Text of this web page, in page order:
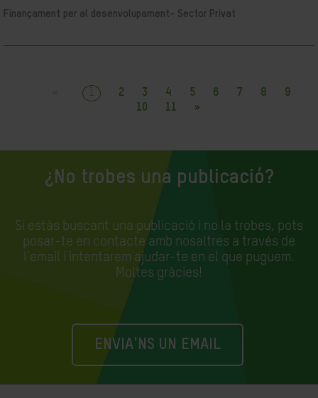
Finançament per al desenvolupament- Sector Privat
« 1 2 3 4 5 6 7 8
9
10
11 »
¿No trobes una publicació?
Si estàs buscant una publicació i no la trobes, pots
posar-te en contacte amb nosaltres a través de
l'email i intentarem ajudar-te en el que puguem.
Moltes gràcies!
ENVIA'NS UN EMAIL